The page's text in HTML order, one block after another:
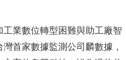
業數位轉型困難與助工廠智
首家數據監測公司麟數據，